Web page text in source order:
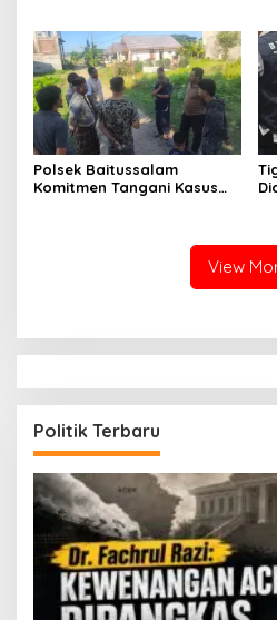
Polsek Baitussalam
Komitmen Tangani Kasus
View
Politik Terbaru